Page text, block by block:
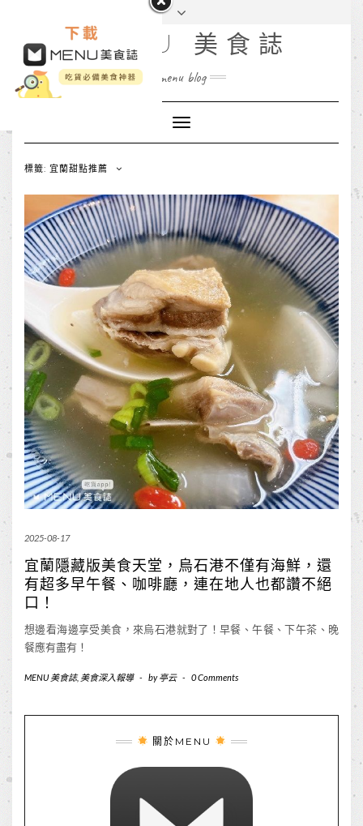
MENU 美食誌
menu blog
Toggle
Navigation
標籤: 宜蘭甜點推薦
2025-08-17
宜蘭隱藏版美食天堂，烏石港不僅有海鮮，還
有超多早午餐、咖啡廳，連在地人也都讚不絕
口！
想邊看海邊享受美食，來烏石港就對了！早餐、午餐、下午茶、晚
餐應有盡有！
MENU 美食誌, 美食深入報導 - by亭云 - 0 Comments
關於MENU